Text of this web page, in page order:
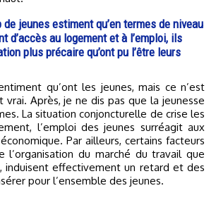
jeunes estiment qu’en termes de niveau
d’accès au logement et à l’emploi, ils
plus précaire qu’ont pu l’être leurs
qu’ont les jeunes, mais ce n’est
vrai. Après, je ne dis pas que la jeunesse
La situation conjoncturelle de crise les
l’emploi des jeunes surréagit aux
Par ailleurs, certains facteurs
l’organisation du marché du travail que
induisent effectivement un retard et des
pour l’ensemble des jeunes.